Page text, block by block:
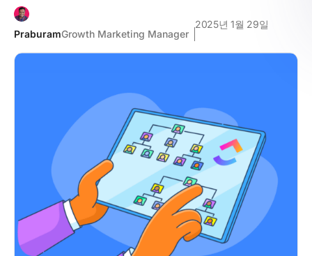
PraburamGrowth Marketing Manager
2025년 1월 29일